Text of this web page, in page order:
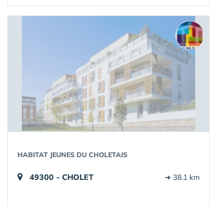
HABITAT JEUNES DU CHOLETAIS
49300 - CHOLET ➔ 38.1 km